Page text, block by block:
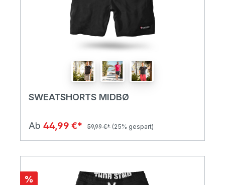
SWEATSHORTS MIDBØ
Ab 44,99 €* 59,99 €* (25% gespart)
%